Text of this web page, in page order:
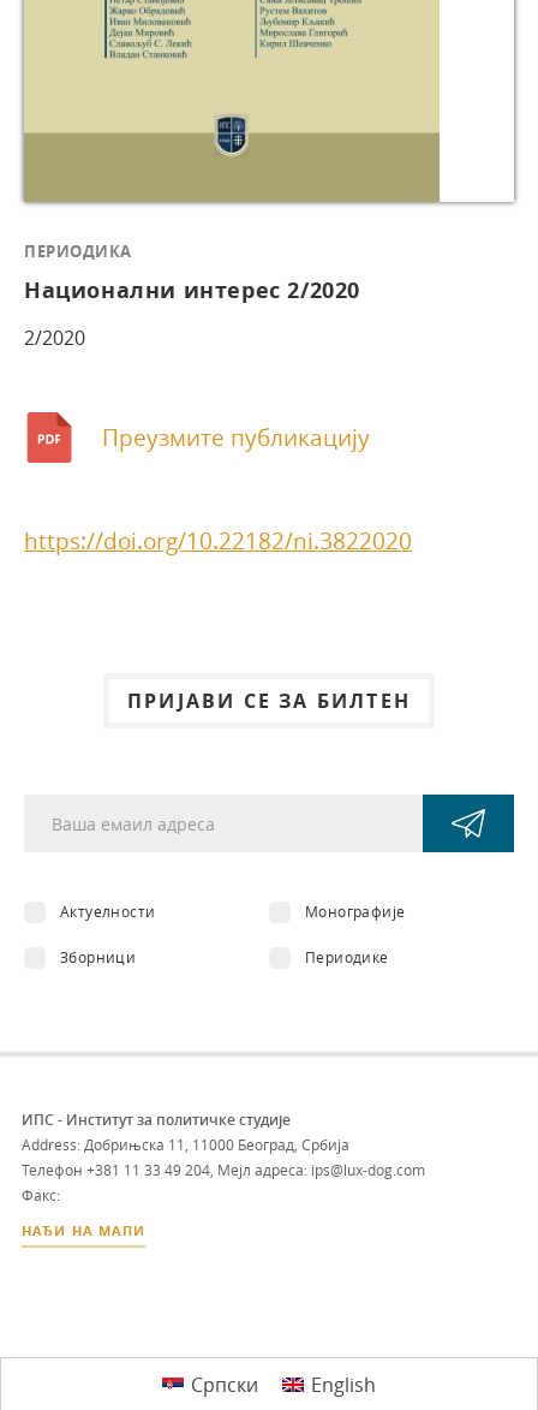
ПЕРИОДИКА
Национални интерес 2/2020
2/2020
Преузмите публикацију
https://doi.org/10.22182/ni.3822020
ПРИЈАВИ СЕ ЗА БИЛТЕН
Актуелности Монографије
Зборници Периодике
ИПС - Институт за политичке студије
Address: Добрињска 11, 11000 Београд, Србија
Телефон +381 11 33 49 204, Мејл адреса: ips@lux-dog.com
Факс:
НАЂИ НА МАПИ
Српски English